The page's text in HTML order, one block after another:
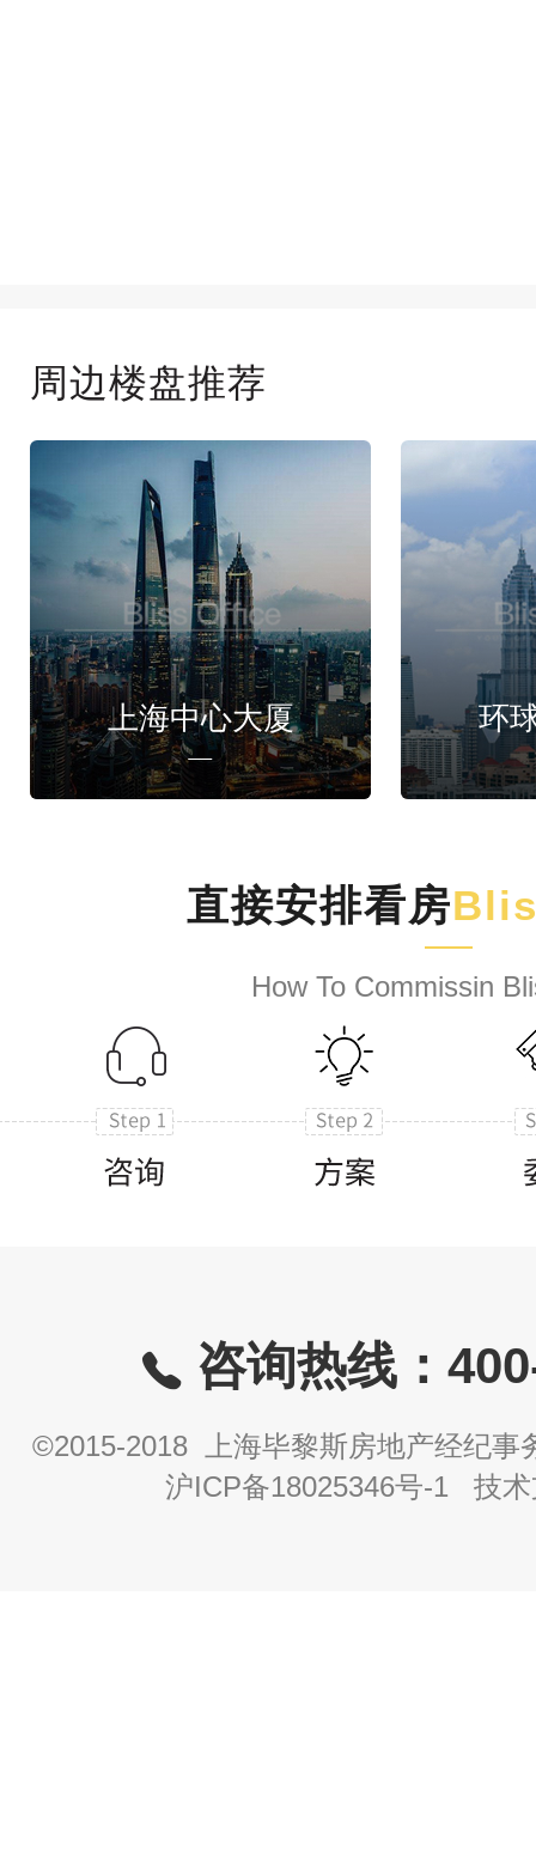
周边楼盘推荐
上海中心大厦 环
直接安排看房
How To Commissin
咨询热线：
©2015-2018 上海毕黎斯房地产经纪事
沪ICP备18025346号-1 技术